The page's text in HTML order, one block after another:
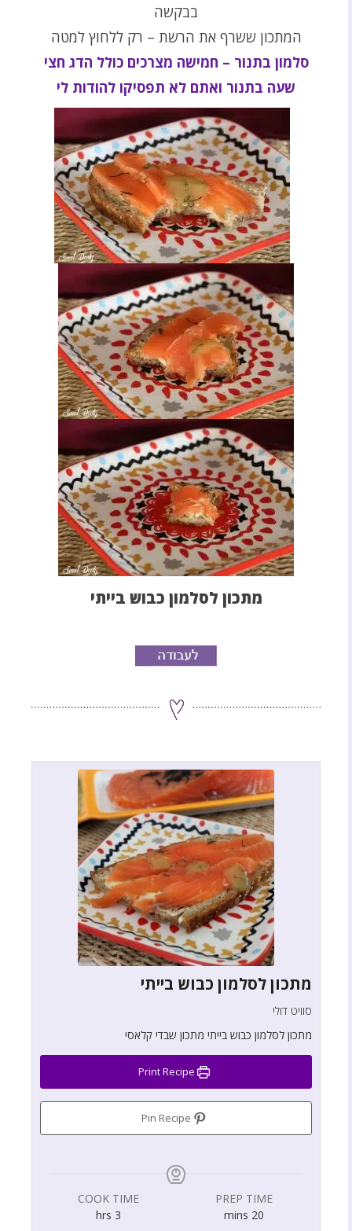
בבקשה
המתכון ששרף את הרשת – רק ללחוץ למטה
סלמון בתנור – חמישה מצרכים כולל הדג חצי
שעה בתנור ואתם לא תפסיקו להודות לי
מתכון לסלמון כבוש בייתי
מתכון לסלמון כבוש בייתי
סוויט דולי
מתכון לסלמון כבוש בייתי מתכון שבדי קלאסי
PREP TIME
20
mins
COOK TIME
3
hrs